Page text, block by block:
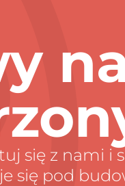
się z nami i
się pod